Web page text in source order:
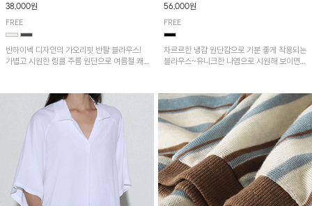
38,000원
FREE
반하이넥 디자인의 가오리핏 반팔 블라우스!
가볍고 시원한 링클 주름 원단으로 여름철 쾌
56,000원
FREE
차르르한 냉감 원단감으로 기분 좋게 착용되는
블라우스~유니크한 나염으로 시원해 보이면